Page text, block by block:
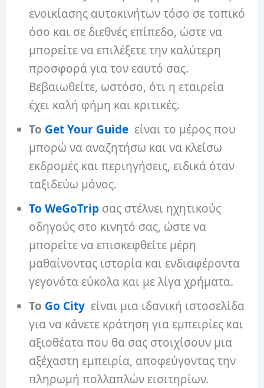
ενοικίασης αυτοκινήτων τόσο σε τοπικό
όσο και σε διεθνές επίπεδο, ώστε να
μπορείτε να επιλέξετε την καλύτερη
προσφορά για τον εαυτό σας.
Βεβαιωθείτε, ωστόσο, ότι η εταιρεία
έχει καλή φήμη και κριτικές.
Το Get Your Guide είναι το μέρος που
μπορώ να αναζητήσω και να κλείσω
εκδρομές και περιηγήσεις, ειδικά όταν
ταξιδεύω μόνος.
Το WeGoTrip σας στέλνει ηχητικούς
οδηγούς στο κινητό σας, ώστε να
μπορείτε να επισκεφθείτε μέρη
μαθαίνοντας ιστορία και ενδιαφέροντα
γεγονότα εύκολα και με λίγα χρήματα.
Το Go City είναι μια ιδανική ιστοσελίδα
για να κάνετε κράτηση για εμπειρίες και
αξιοθέατα που θα σας στοιχίσουν μια
αξέχαστη εμπειρία, αποφεύγοντας την
πληρωμή πολλαπλών εισιτηρίων.